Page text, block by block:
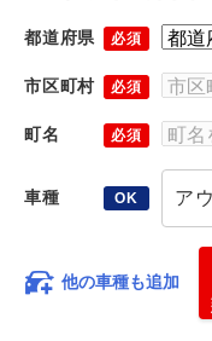
都道府県 必須
市区町村 必須
町名 必須
車種 OK ア
他の車種も追加